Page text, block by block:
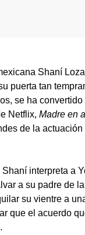
Shaní
puerta tan
se ha
Netflix, Madre en
de la actuación
interpreta a
a su padre de
su vientre a
que el acuerdo